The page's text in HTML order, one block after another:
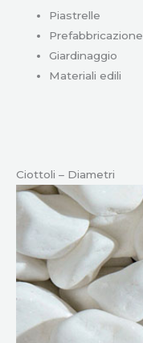
Piastrelle
Prefabbricazione
Giardinaggio
Materiali edili
Ciottoli – Diametri